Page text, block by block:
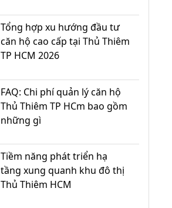
Tổng hợp xu hướng đầu tư
căn hộ cao cấp tại Thủ Thiêm
TP HCM 2026
FAQ: Chi phí quản lý căn hộ
Thủ Thiêm TP HCm bao gồm
những gì
Tiềm năng phát triển hạ
tầng xung quanh khu đô thị
Thủ Thiêm HCM